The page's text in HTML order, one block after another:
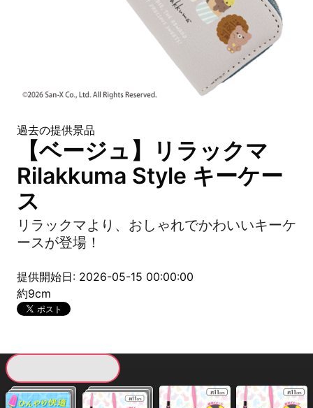
過去の提供景品
【ベージュ】リラックマ
Rilakkuma Style キーケー
ス
リラックマより、おしゃれでかわいいキーケ
ースが登場！
提供開始日: 2026-05-15 00:00:00
約9cm